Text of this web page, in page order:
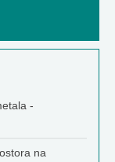
-
na